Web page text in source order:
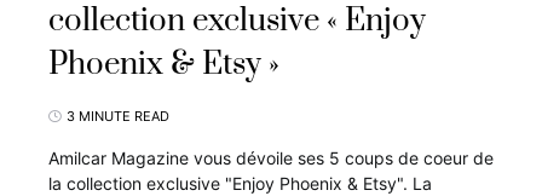
collection exclusive « Enjoy
Phoenix & Etsy »
3 MINUTE READ
Amilcar Magazine vous dévoile ses 5 coups de coeur de
la collection exclusive "Enjoy Phoenix & Etsy". La